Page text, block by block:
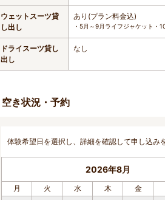
ウェットスーツ貸
し出し
あり(プラン料金込)
・5月～9月ライフジャケット・
ドライスーツ貸し
出し
なし
空き状況・予約
体験希望日を選択し、詳細を確認して申し込み
2026年8月
月 火 水 木 金